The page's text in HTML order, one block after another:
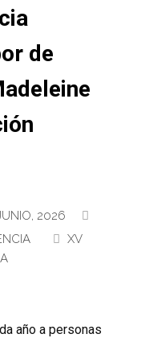
de
2026
XV
año a personas